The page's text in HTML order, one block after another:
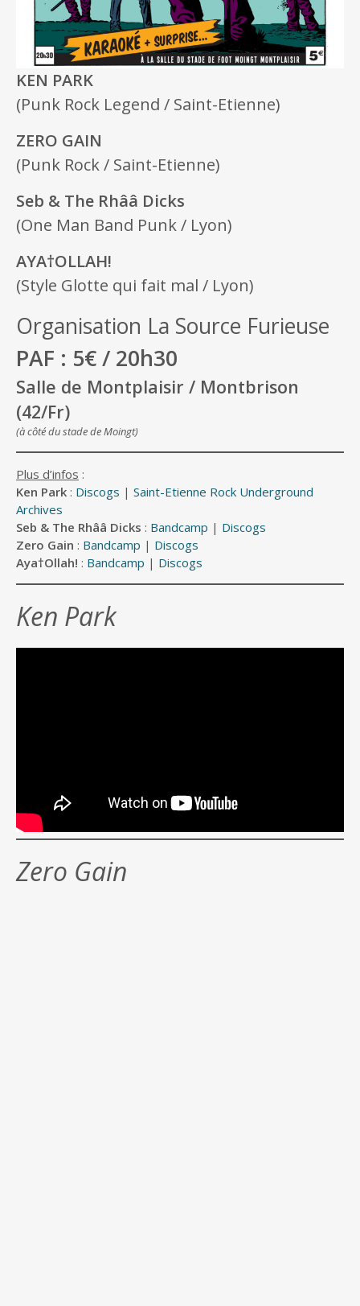
KEN PARK
(Punk Rock Legend / Saint-Etienne)
ZERO GAIN
(Punk Rock / Saint-Etienne)
Seb & The Rhââ Dicks
(One Man Band Punk / Lyon)
AYA†OLLAH!
(Style Glotte qui fait mal / Lyon)
Organisation La Source Furieuse
PAF : 5€ / 20h30
Salle de Montplaisir / Montbrison
(42/Fr)
(à côté du stade de Moingt)
Plus d’infos :
Ken Park : Discogs | Saint-Etienne Rock Underground
Archives
Seb & The Rhââ Dicks : Bandcamp | Discogs
Zero Gain : Bandcamp | Discogs
Aya†Ollah! : Bandcamp | Discogs
Ken Park
Zero Gain